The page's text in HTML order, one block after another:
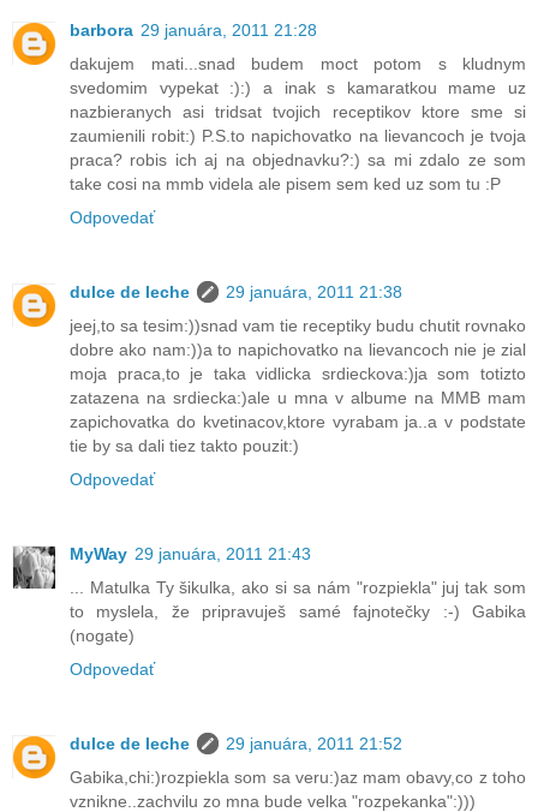
barbora 29 januára, 2011 21:28
dakujem mati...snad budem moct potom s kludnym
svedomim vypekat :):) a inak s kamaratkou mame uz
nazbieranych asi tridsat tvojich receptikov ktore sme si
zaumienili robit:) P.S.to napichovatko na lievancoch je tvoja
praca? robis ich aj na objednavku?:) sa mi zdalo ze som
take cosi na mmb videla ale pisem sem ked uz som tu :P
Odpovedať
dulce de leche
29 januára, 2011 21:38
jeej,to sa tesim:))snad vam tie receptiky budu chutit rovnako
dobre ako nam:))a to napichovatko na lievancoch nie je zial
moja praca,to je taka vidlicka srdieckova:)ja som totizto
zatazena na srdiecka:)ale u mna v albume na MMB mam
zapichovatka do kvetinacov,ktore vyrabam ja..a v podstate
tie by sa dali tiez takto pouzit:)
Odpovedať
MyWay 29 januára, 2011 21:43
... Matulka Ty šikulka, ako si sa nám "rozpiekla" juj tak som
to myslela, že pripravuješ samé fajnotečky :-) Gabika
(nogate)
Odpovedať
dulce de leche
29 januára, 2011 21:52
Gabika,chi:)rozpiekla som sa veru:)az mam obavy,co z toho
vznikne..zachvilu zo mna bude velka "rozpekanka":)))